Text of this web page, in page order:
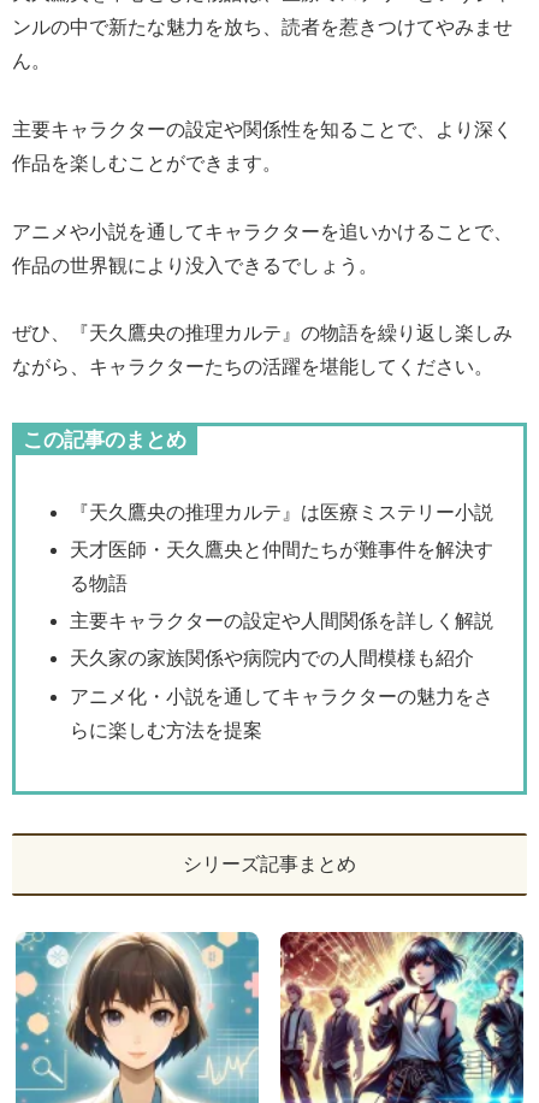
ンルの中で新たな魅力を放ち、読者を惹きつけてやみませ
ん。
主要キャラクターの設定や関係性を知ることで、より深く
作品を楽しむことができます。
アニメや小説を通してキャラクターを追いかけることで、
作品の世界観により没入できるでしょう。
ぜひ、『天久鷹央の推理カルテ』の物語を繰り返し楽しみ
ながら、キャラクターたちの活躍を堪能してください。
この記事のまとめ
『天久鷹央の推理カルテ』は医療ミステリー小説
天才医師・天久鷹央と仲間たちが難事件を解決す
る物語
主要キャラクターの設定や人間関係を詳しく解説
天久家の家族関係や病院内での人間模様も紹介
アニメ化・小説を通してキャラクターの魅力をさ
らに楽しむ方法を提案
シリーズ記事まとめ